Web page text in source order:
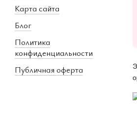
Карта сайта
Блог
Политика
конфиденциальности
Публичная оферта